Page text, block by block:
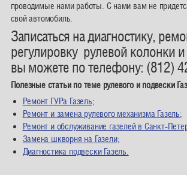
проводимые нами работы. С нами вам не
свой автомобиль.
Записаться на диагностику,
регулировку рулевой колонки и
вы можете по телефону: (812)
Полезные статьи по теме рулевого и подвески
Ремонт ГУРа Газель;
Ремонт и замена рулевого механизма Газель;
Ремонт и обслуживание газелей в Санкт-
Замена шкворня на Газели;
Диагностика подвески Газель.